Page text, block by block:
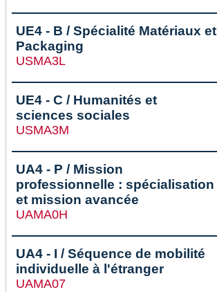
UE4 - B / Spécialité Matériaux et
Packaging
USMA3L
UE4 - C / Humanités et
sciences sociales
USMA3M
UA4 - P / Mission
professionnelle : spécialisation
et mission avancée
UAMA0H
UA4 - I / Séquence de mobilité
individuelle à l'étranger
UAMA07